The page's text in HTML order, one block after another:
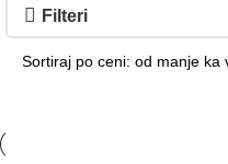
Filteri